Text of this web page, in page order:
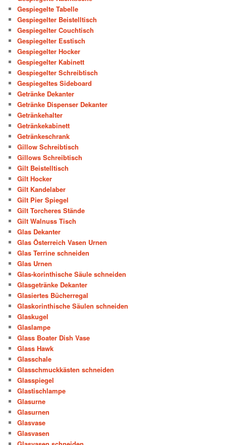
Gespiegelte Tabelle
Gespiegelter Beistelltisch
Gespiegelter Couchtisch
Gespiegelter Esstisch
Gespiegelter Hocker
Gespiegelter Kabinett
Gespiegelter Schreibtisch
Gespiegeltes Sideboard
Getränke Dekanter
Getränke Dispenser Dekanter
Getränkehalter
Getränkekabinett
Getränkeschrank
Gillow Schreibtisch
Gillows Schreibtisch
Gilt Beistelltisch
Gilt Hocker
Gilt Kandelaber
Gilt Pier Spiegel
Gilt Torcheres Stände
Gilt Walnuss Tisch
Glas Dekanter
Glas Österreich Vasen Urnen
Glas Terrine schneiden
Glas Urnen
Glas-korinthische Säule schneiden
Glasgetränke Dekanter
Glasiertes Bücherregal
Glaskorinthische Säulen schneiden
Glaskugel
Glaslampe
Glass Boater Dish Vase
Glass Hawk
Glasschale
Glasschmuckkästen schneiden
Glasspiegel
Glastischlampe
Glasurne
Glasurnen
Glasvase
Glasvasen